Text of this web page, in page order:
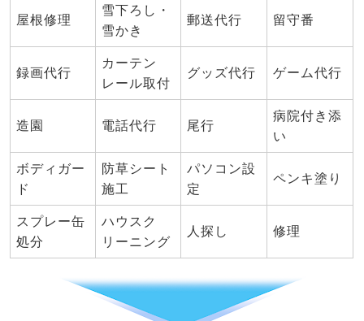
屋根修理
雪下ろし・
雪かき
郵送代行 留守番
録画代行
カーテン
レール取付
グッズ代行 ゲーム代行
造園 電話代行 尾行
病院付き添
い
ボディガー
ド
防草シート
施工
パソコン設
定
ペンキ塗り
スプレー缶
処分
ハウスク
リーニング
人探し 修理